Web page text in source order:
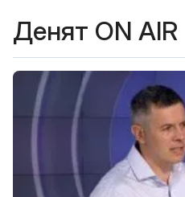
Денят ON AIR